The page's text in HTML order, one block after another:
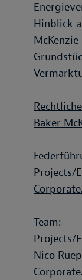
Hinblick
Baker
Projects/
Team:
Projects/
Nico